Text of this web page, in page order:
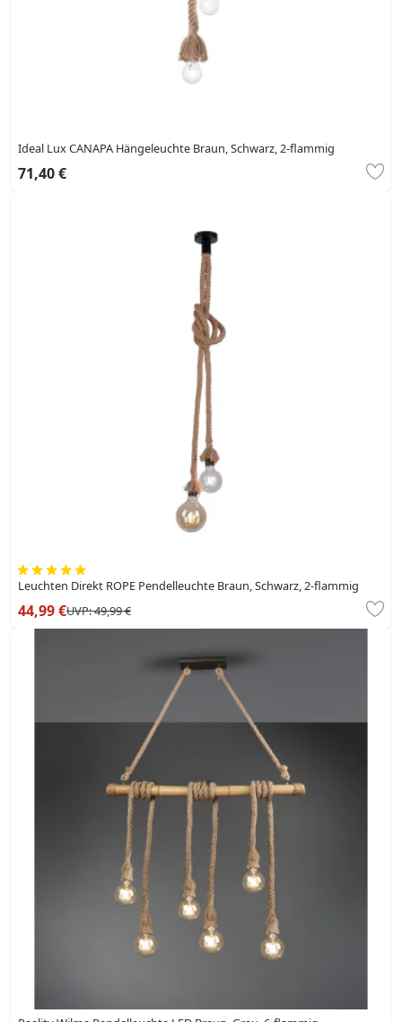
Ideal Lux CANAPA Hängeleuchte Braun, Schwarz, 2-flammig
71,40 €
Leuchten Direkt ROPE Pendelleuchte Braun, Schwarz, 2-flammig
44,99 €UVP:49,99 €